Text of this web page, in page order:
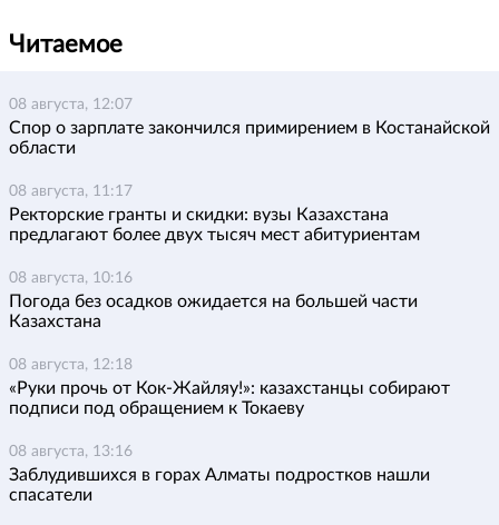
Читаемое
08 августа, 12:07
Спор о зарплате закончился примирением в Костанайской
области
08 августа, 11:17
Ректорские гранты и скидки: вузы Казахстана
предлагают более двух тысяч мест абитуриентам
08 августа, 10:16
Погода без осадков ожидается на большей части
Казахстана
08 августа, 12:18
«Руки прочь от Кок-Жайляу!»: казахстанцы собирают
подписи под обращением к Токаеву
08 августа, 13:16
Заблудившихся в горах Алматы подростков нашли
спасатели